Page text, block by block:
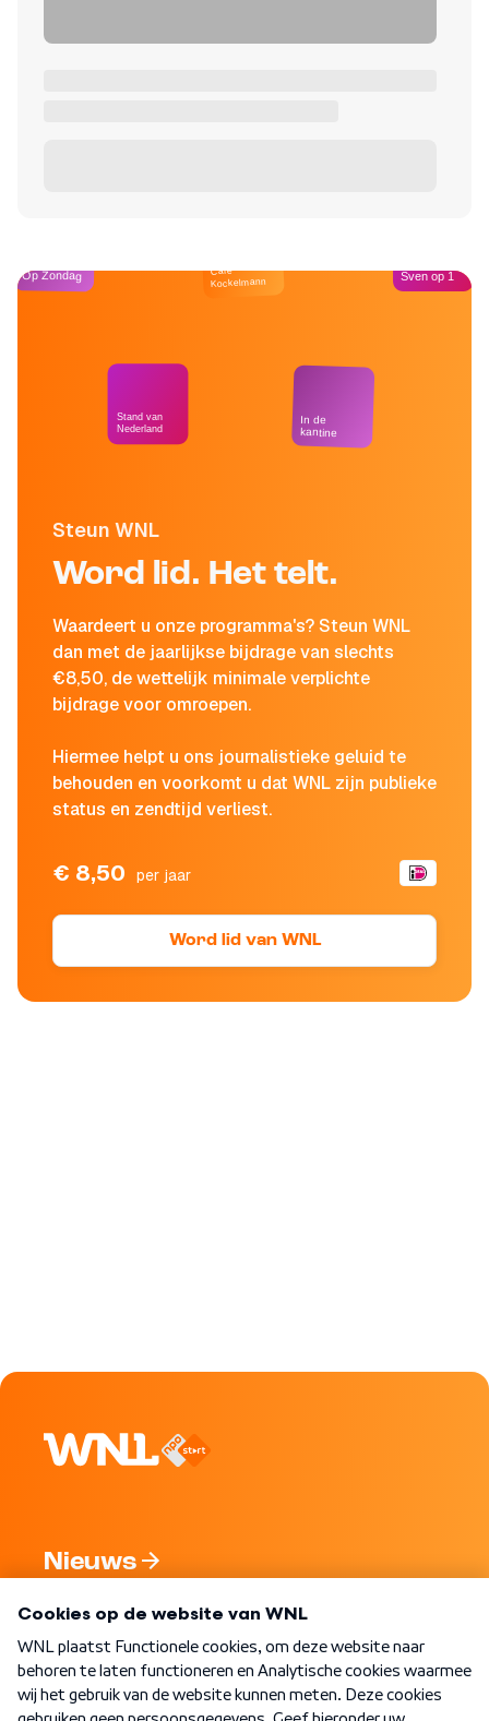
Steun WNL
Word lid. Het telt.
Waardeert u onze programma's? Steun WNL
dan met de jaarlijkse bijdrage van slechts
€8,50, de wettelijk minimale verplichte
bijdrage voor omroepen.
Hiermee helpt u ons journalistieke geluid te
behouden en voorkomt u dat WNL zijn publieke
status en zendtijd verliest.
€ 8,50 per jaar
Word lid van WNL
Op Zondag
Stand van
Nederland
Café
Kockelmann
In de
kantine
Sven op 1
Nieuws
Nieuwsbrief
Word Lid